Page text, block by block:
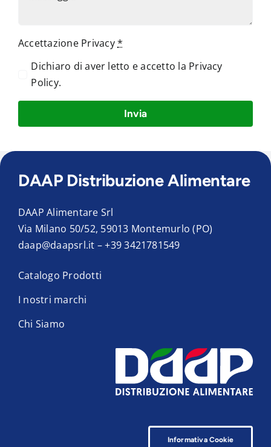
Accettazione Privacy*
Dichiaro di aver letto e accetto la Privacy
Policy.
Invia
DAAP Distribuzione Alimentare
DAAP Alimentare Srl
Via Milano 50/52, 59013 Montemurlo (PO)
daap@daapsrl.it –+39 3421781549
Catalogo Prodotti
I nostri marchi
Chi Siamo
Informativa Cookie